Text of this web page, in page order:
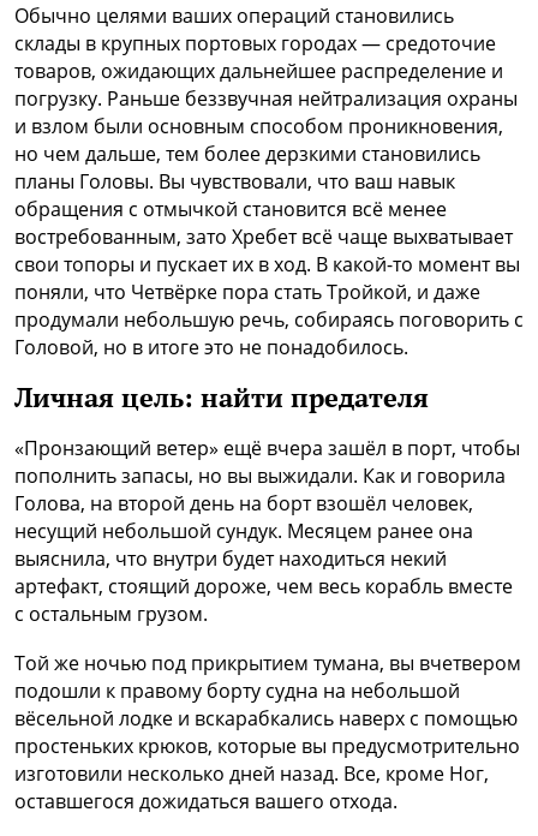
Обычно целями ваших операций становились
склады в крупных портовых городах — средоточие
товаров, ожидающих дальнейшее распределение и
погрузку. Раньше беззвучная нейтрализация охраны
и взлом были основным способом проникновения,
но чем дальше, тем более дерзкими становились
планы Головы. Вы чувствовали, что ваш навык
обращения с отмычкой становится всё менее
востребованным, зато Хребет всё чаще выхватывает
свои топоры и пускает их в ход. В какой-то момент вы
поняли, что Четвёрке пора стать Тройкой, и даже
продумали небольшую речь, собираясь поговорить с
Головой, но в итоге это не понадобилось.
Личная цель: найти предателя
«Пронзающий ветер» ещё вчера зашёл в порт, чтобы
пополнить запасы, но вы выжидали. Как и говорила
Голова, на второй день на борт взошёл человек,
несущий небольшой сундук. Месяцем ранее она
выяснила, что внутри будет находиться некий
артефакт, стоящий дороже, чем весь корабль вместе
с остальным грузом.
Той же ночью под прикрытием тумана, вы вчетвером
подошли к правому борту судна на небольшой
вёсельной лодке и вскарабкались наверх с помощью
простеньких крюков, которые вы предусмотрительно
изготовили несколько дней назад. Все, кроме Ног,
оставшегося дожидаться вашего отхода.